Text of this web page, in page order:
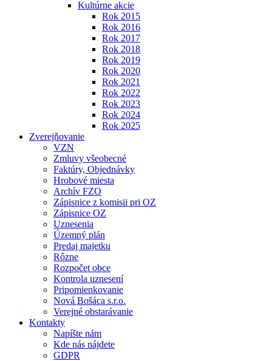
Kultúrne akcie
Rok 2015
Rok 2016
Rok 2017
Rok 2018
Rok 2019
Rok 2020
Rok 2021
Rok 2022
Rok 2023
Rok 2024
Rok 2025
Zverejňovanie
VZN
Zmluvy všeobecné
Faktúry, Objednávky
Hrobové miesta
Archív FZO
Zápisnice z komisii pri OZ
Zápisnice OZ
Uznesenia
Územný plán
Predaj majetku
Rôzne
Rozpočet obce
Kontrola uznesení
Pripomienkovanie
Nová Bošáca s.r.o.
Verejné obstarávanie
Kontakty
Napíšte nám
Kde nás nájdete
GDPR